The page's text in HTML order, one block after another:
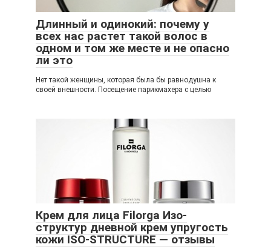
Длинный и одинокий: почему у
всех нас растет такой волос в
одном и том же месте и не опасно
ли это
Нет такой женщины, которая была бы равнодушна к
своей внешности. Посещение парикмахера с целью
Крем для лица Filorga Изо-
структур дневной крем упругость
кожи ISO-STRUCTURE — отзывы